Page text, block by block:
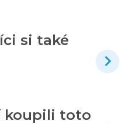
si také
koupili toto